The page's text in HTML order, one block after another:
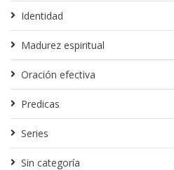
Identidad
Madurez espiritual
Oración efectiva
Predicas
Series
Sin categoría